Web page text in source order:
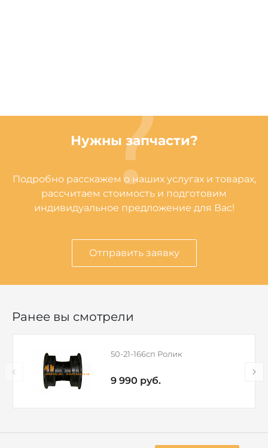
Нужны запчасти?
Подробно расскажем о наших услугах и товарах,
рассчитаем стоимость и подготовим
индивидуальное предложение для Вас!
Отправить заявку
Ранее вы смотрели
50-21-166сп Ролик
9 990 руб.